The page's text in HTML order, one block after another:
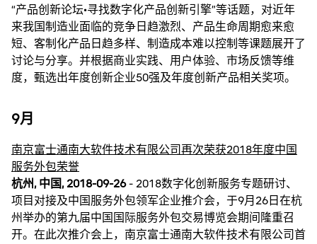
“产品创新论坛•寻找数字化产品创新引擎”等话题，对近年
来我国制造业面临的竞争日趋激烈、产品生命周期愈来愈
短、客制化产品日趋多样、制造成本难以控制等课题展开了
讨论与分享。并根据商业实践、用户体验、市场反馈等维
度，甄选出年度创新企业50强及年度创新产品相关奖项。
9月
南京富士通南大软件技术有限公司再次荣获2018年度中国
服务外包荣誉
杭州, 中国, 2018-09-26- 2018数字化创新服务专题研讨、
项目对接及中国服务外包领军企业推介会，于9月26日在杭
州举办的第九届中国国际服务外包交易博览会期间隆重召
开。在此次推介会上，南京富士通南大软件技术有限公司首